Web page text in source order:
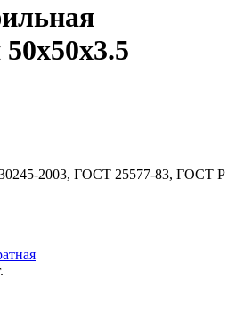
2003, ГОСТ 25577-83, ГОСТ Р